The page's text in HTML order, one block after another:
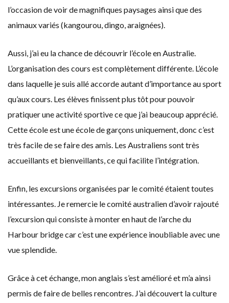
l’occasion de voir de magnifiques paysages ainsi que des
animaux variés (kangourou, dingo, araignées).
Aussi, j’ai eu la chance de découvrir l’école en Australie.
L’organisation des cours est complètement différente. L’école
dans laquelle je suis allé accorde autant d’importance au sport
qu’aux cours. Les élèves finissent plus tôt pour pouvoir
pratiquer une activité sportive ce que j’ai beaucoup apprécié.
Cette école est une école de garçons uniquement, donc c’est
très facile de se faire des amis. Les Australiens sont très
accueillants et bienveillants, ce qui facilite l’intégration.
Enfin, les excursions organisées par le comité étaient toutes
intéressantes. Je remercie le comité australien d’avoir rajouté
l’excursion qui consiste à monter en haut de l’arche du
Harbour bridge car c’est une expérience inoubliable avec une
vue splendide.
Grâce à cet échange, mon anglais s’est amélioré et m’a ainsi
permis de faire de belles rencontres. J’ai découvert la culture